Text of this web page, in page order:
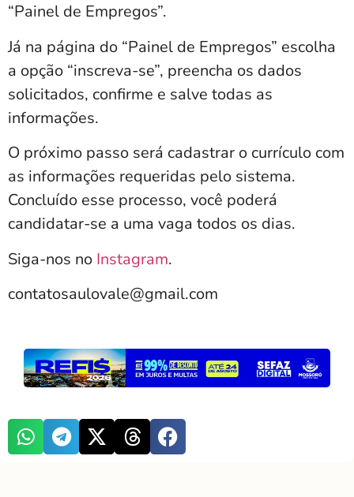
“Painel de Empregos”.
Já na página do “Painel de Empregos” escolha
a opção “inscreva-se”, preencha os dados
solicitados, confirme e salve todas as
informações.
O próximo passo será cadastrar o currículo com
as informações requeridas pelo sistema.
Concluído esse processo, você poderá
candidatar-se a uma vaga todos os dias.
Siga-nos no Instagram.
contatosaulovale@gmail.com